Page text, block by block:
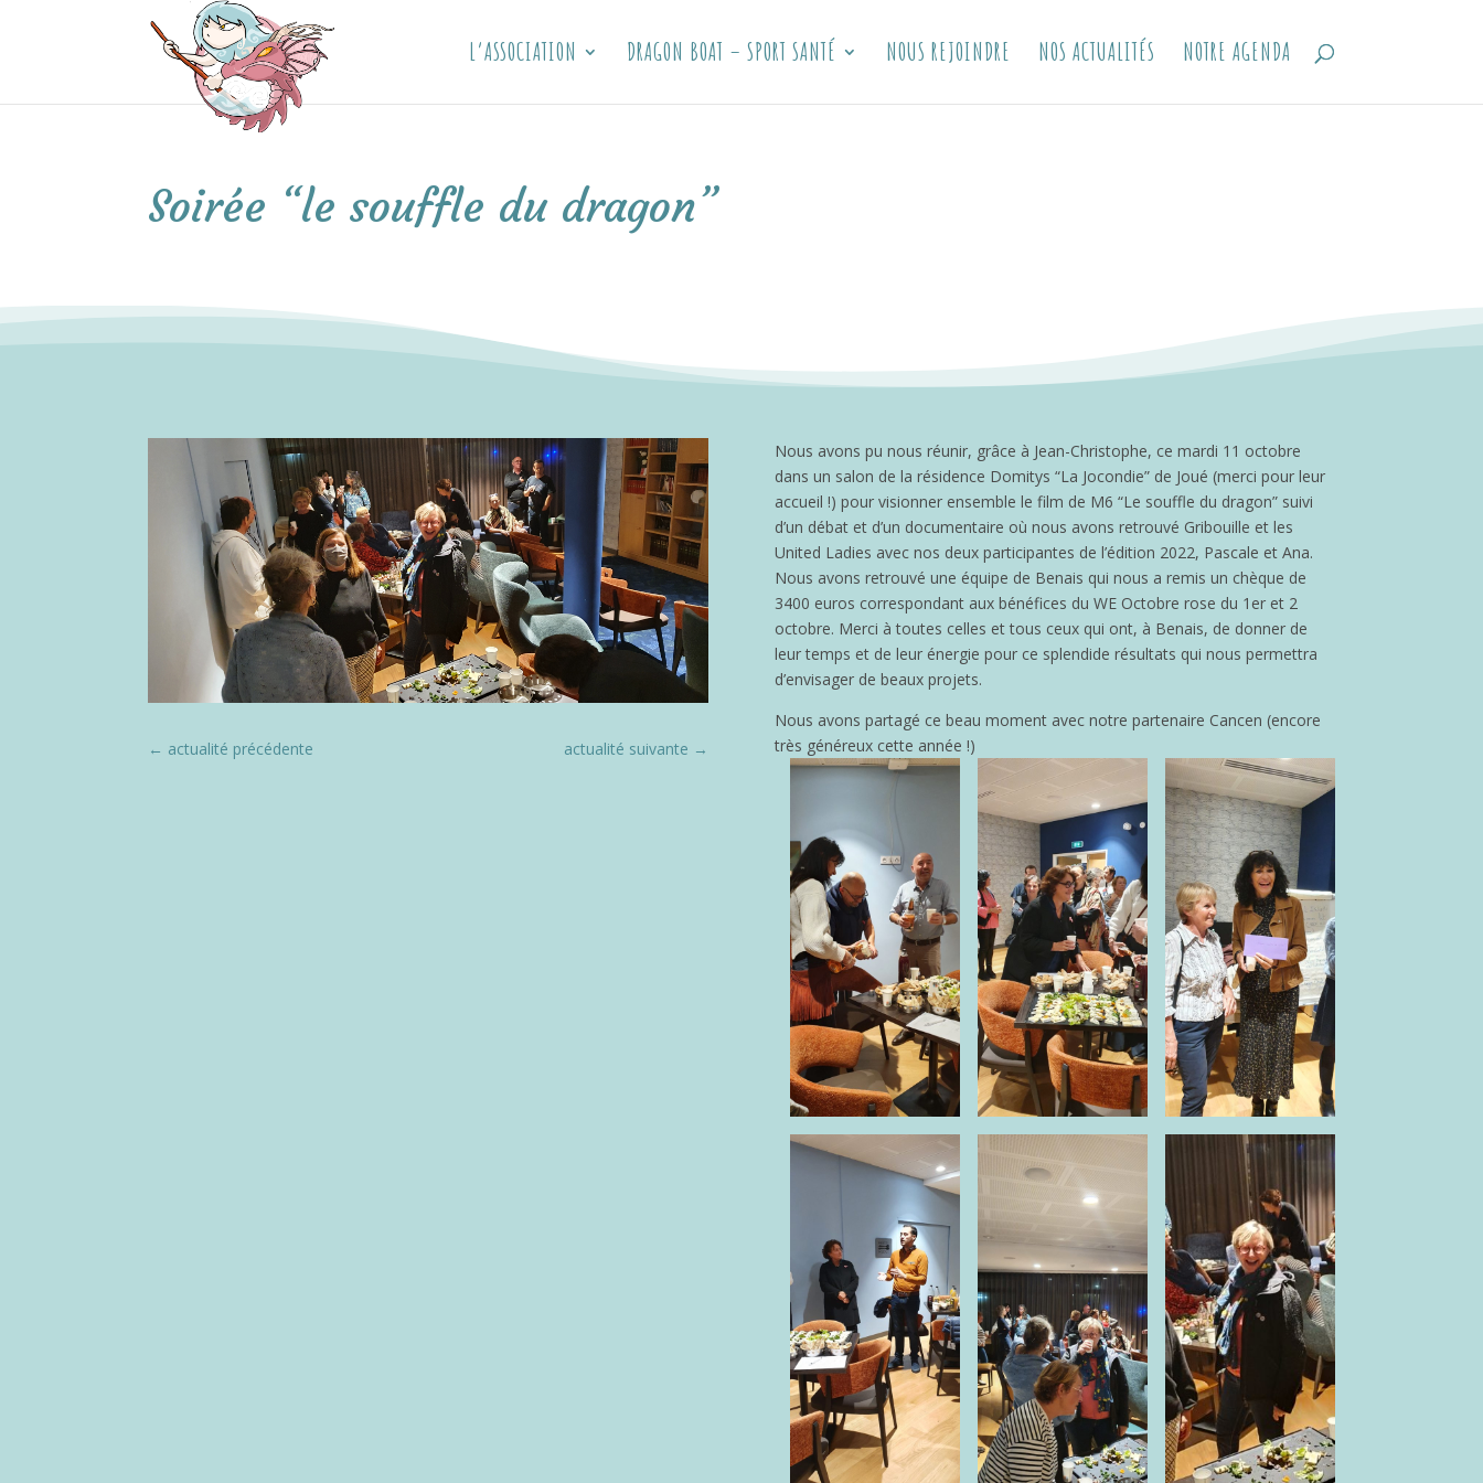
L’ASSOCIATION DRAGON BOAT – SPORT SANTÉ NOUS REJOINDRE NOS ACTUALITÉS NOTRE AGENDA
Soirée “le souffle du dragon”
← actualité précédente actualité suivante →
Nous avons pu nous réunir, grâce à Jean-Christophe, ce mardi 11 octobre
dans un salon de la résidence Domitys “La Jocondie” de Joué (merci pour leur
accueil !) pour visionner ensemble le film de M6 “Le souffle du dragon” suivi
d’un débat et d’un documentaire où nous avons retrouvé Gribouille et les
United Ladies avec nos deux participantes de l’édition 2022, Pascale et Ana.
Nous avons retrouvé une équipe de Benais qui nous a remis un chèque de
3400 euros correspondant aux bénéfices du WE Octobre rose du 1er et 2
octobre. Merci à toutes celles et tous ceux qui ont, à Benais, de donner de
leur temps et de leur énergie pour ce splendide résultats qui nous permettra
d’envisager de beaux projets.
Nous avons partagé ce beau moment avec notre partenaire Cancen (encore
très généreux cette année !)